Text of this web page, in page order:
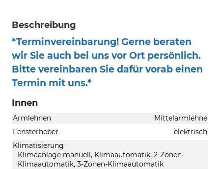
Beschreibung
*Terminvereinbarung! Gerne beraten
wir Sie auch bei uns vor Ort persönlich.
Bitte vereinbaren Sie dafür vorab einen
Termin mit uns.*
Innen
Armlehnen
Mittelarmlehne
Fensterheber
elektrisch
Klimatisierung
Klimaanlage manuell, Klimaautomatik, 2-Zonen-
Klimaautomatik, 3-Zonen-Klimaautomatik